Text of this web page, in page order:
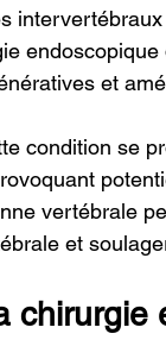
et
condition se
vertébrale
et